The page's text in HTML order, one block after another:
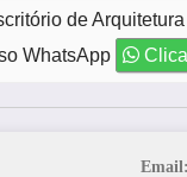
de
WhatsApp
Email: